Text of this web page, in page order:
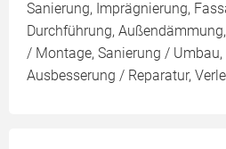
Sanierung, Imprägnierung,
Durchführung,
/ Montage, Sanierung /
Ausbesserung / Reparatur,